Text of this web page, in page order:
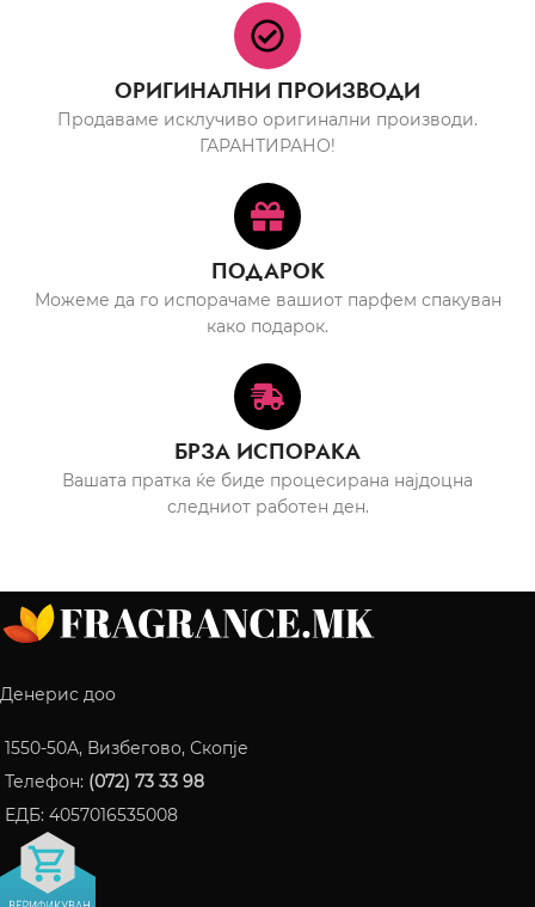
ОРИГИНАЛНИ ПРОИЗВОДИ
Продаваме исклучиво оригинални производи.
ГАРАНТИРАНО!
ПОДАРОК
Можеме да го испорачаме вашиот парфем спакуван
како подарок.
БРЗА ИСПОРАКА
Вашата пратка ќе биде процесирана најдоцна
следниот работен ден.
Денерис доо
1550-50A, Визбегово, Скопје
Телефон: (072) 73 33 98
ЕДБ: 4057016535008